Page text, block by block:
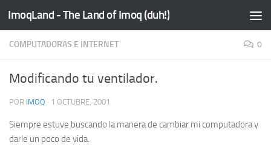
Saltar al contenido
ImoqLand - The Land of Imoq (duh!)
COMPUTADORAS E INTERNET 0
Modificando tu ventilador.
POR IMOQ · 1 OCTUBRE, 2001
Siempre estuve buscando la manera de cambiar mi computadora y
darle un poco de vida.